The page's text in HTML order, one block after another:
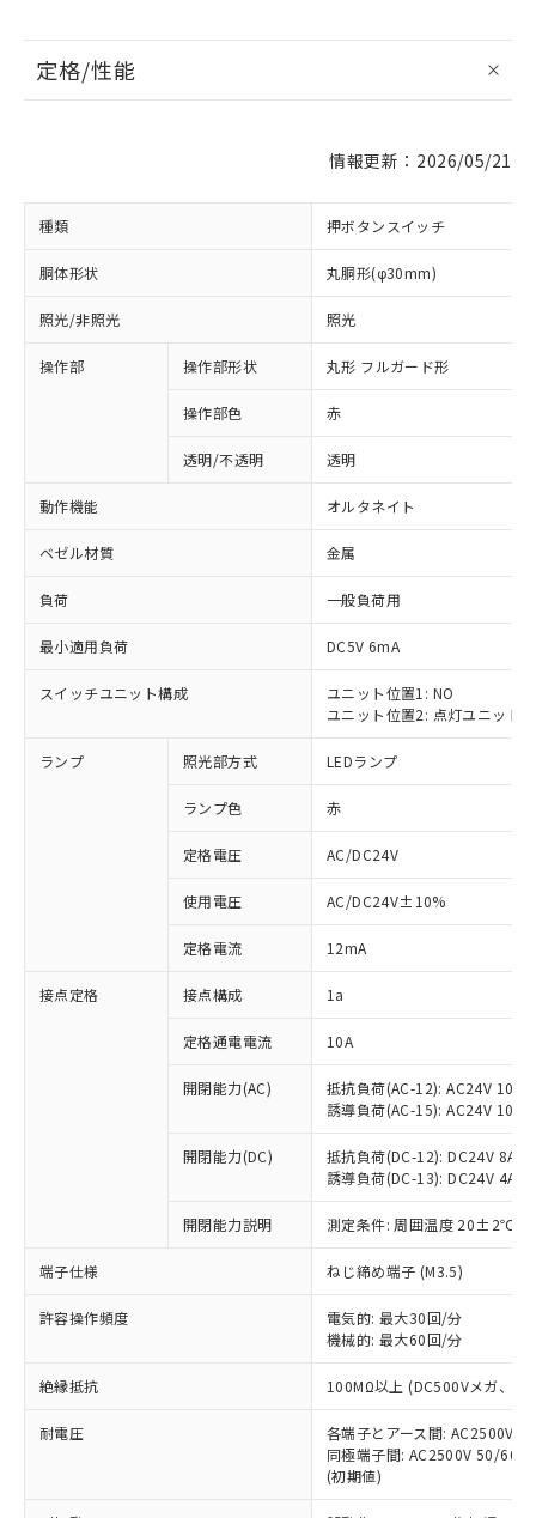
定格/性能
情報更新：2026/05/21
種類 押ボタンスイッチ
胴体形状 丸胴形(φ30mm)
照光/非照光 照光
操作部 操作部形状 丸形 フルガード形
操作部色 赤
透明/不透明 透明
動作機能 オルタネイト
ベゼル材質 金属
負荷 一般負荷用
最小適用負荷 DC5V 6mA
スイッチユニット構成
ユニット位置1: NO
ユニット位置2: 点灯ユニット
ランプ 照光部方式 LEDランプ
ランプ色 赤
定格電圧 AC/DC24V
使用電圧 AC/DC24V±10%
定格電流 12mA
接点定格 接点構成 1a
定格通電電流 10A
開閉能力(AC)
抵抗負荷(AC-12): AC24V 10A/
誘導負荷(AC-15): AC24V
開閉能力(DC)
抵抗負荷(DC-12): DC24V 8A/
誘導負荷(DC-13): DC24V 4A/
開閉能力説明 測定条件: 周囲温度 20±2℃、
端子仕様 ねじ締め端子 (M3.5)
許容操作頻度
電気的: 最大30回/分
機械的: 最大60回/分
絶縁抵抗 100MΩ以上 (DC500Vメガ、点
耐電圧
各端子とアース間: AC2500V
同極端子間: AC2500V 50/
(初期値)
ご利用条件
以下の条件をお読みいただき、同意のうえ
ご利用ください。
本サービスは、当社制御機器事業取扱
商品の当社在庫状況および標準価格
(税抜)を提供させていただくもので
当社制御機器事業取扱商品の中には、
本サービスの対象外となる商品もある
ことをご了承ください。
在庫状況および標準価格照会結果は、
記載している更新日時点での社内デー
タに基づき作成されるものであり、閲
覧された時点での実際の在庫および標
準価格とは異なる場合があることをご
※1 対応状況
対応済み：EU RoHS指令（10物質）の
非含有に対応した製品が提供可能な商品で
対応予定：EU RoHS指令（10物質）の非含
有に対応した製品に切り替える予定のある
対応予定なし：EU RoHS指令（10物質）の
非含有に非対応の商品で、対応品を出す予
定はありません。
調査・確認中：EU RoHS指令（10物質）の
非含有の対応状況を調査中または確認中の
非該当品：ライセンス料など無形物で、有
害物質有無と関係のない商品です。
仕入先様の事情により、非含有部品として
いたものが、含有品と判明した場合などや
むを得ず変更することがあります。
鉛(Pb) 1000ppm以下、 水銀(Hg) 1000ppm以下、 カド
六価クロム(Cr(Ⅵ)) 1000ppm以下、ポリ臭化ビフェニル
類(PBB) 1000ppm以下、ポリ臭化ジフェニルエーテル類
(PBDE) 1000ppm以下、フタル酸ビス(2-エチルヘキシ
※1 中国RoHS○×表
「○」：最大均質材料含有率が中国RoHSの
基準値以下であることを示します。
「×」：最大均質材料含有率が中国RoHSの
基準値を超えていることを示します。
「－」：未確認です。当社販売部門へお問
い合わせください。
*中国RoHS10物質の基準値 (GB/T26572)：
Pb(鉛) :1000ppm、 Hg(水銀) : 1000ppm、 Cd(カドミウ
Cr(Ⅵ)(六価クロム) : 1000ppm、 PBBs(ポリ臭化ビフェ
当社は、これら貴社製品のうち、外国
為替および外国貿易法に定める商品
（以下｢規制貨物等」という）を輸出
国政府の輸出許可(または役務取引許
可)を取得するなどの必要な手続きを